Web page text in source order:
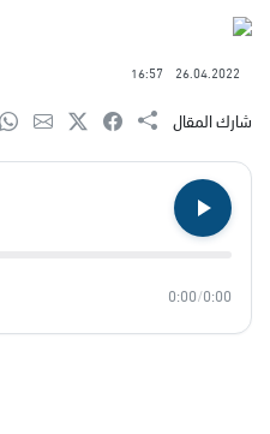
26.04.2022
16:57
شارك المقال
0:00
/
0:00